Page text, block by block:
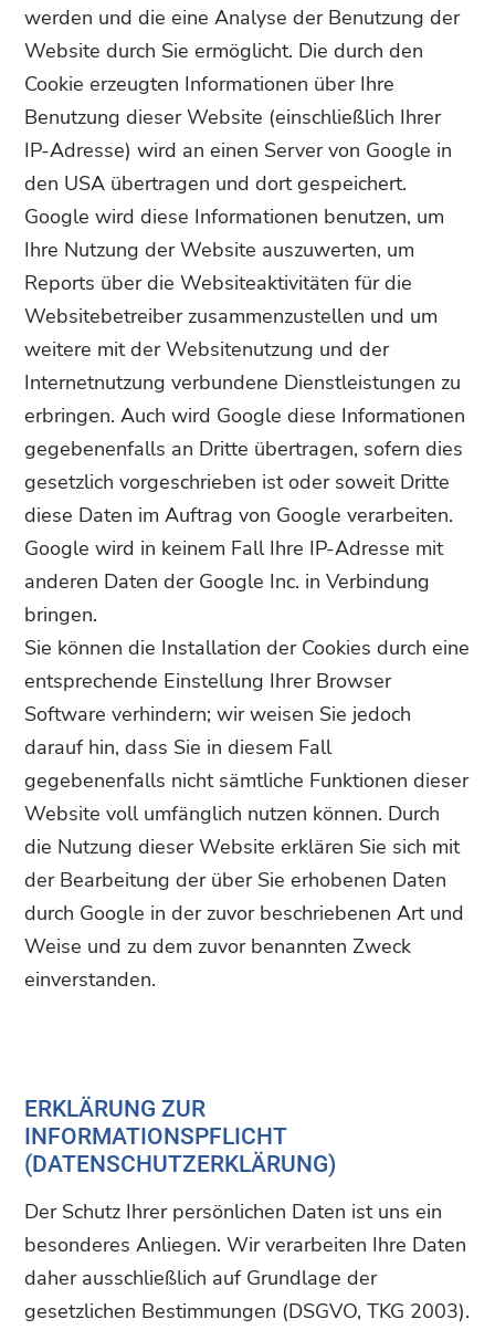
werden und die eine Analyse der Benutzung der
Website durch Sie ermöglicht. Die durch den
Cookie erzeugten Informationen über Ihre
Benutzung dieser Website (einschließlich Ihrer
IP-Adresse) wird an einen Server von Google in
den USA übertragen und dort gespeichert.
Google wird diese Informationen benutzen, um
Ihre Nutzung der Website auszuwerten, um
Reports über die Websiteaktivitäten für die
Websitebetreiber zusammenzustellen und um
weitere mit der Websitenutzung und der
Internetnutzung verbundene Dienstleistungen zu
erbringen. Auch wird Google diese Informationen
gegebenenfalls an Dritte übertragen, sofern dies
gesetzlich vorgeschrieben ist oder soweit Dritte
diese Daten im Auftrag von Google verarbeiten.
Google wird in keinem Fall Ihre IP-Adresse mit
anderen Daten der Google Inc. in Verbindung
bringen.
Sie können die Installation der Cookies durch eine
entsprechende Einstellung Ihrer Browser
Software verhindern; wir weisen Sie jedoch
darauf hin, dass Sie in diesem Fall
gegebenenfalls nicht sämtliche Funktionen dieser
Website voll umfänglich nutzen können. Durch
die Nutzung dieser Website erklären Sie sich mit
der Bearbeitung der über Sie erhobenen Daten
durch Google in der zuvor beschriebenen Art und
Weise und zu dem zuvor benannten Zweck
einverstanden.
ERKLÄRUNG ZUR
INFORMATIONSPFLICHT
(DATENSCHUTZERKLÄRUNG)
Der Schutz Ihrer persönlichen Daten ist uns ein
besonderes Anliegen. Wir verarbeiten Ihre Daten
daher ausschließlich auf Grundlage der
gesetzlichen Bestimmungen (DSGVO, TKG 2003).